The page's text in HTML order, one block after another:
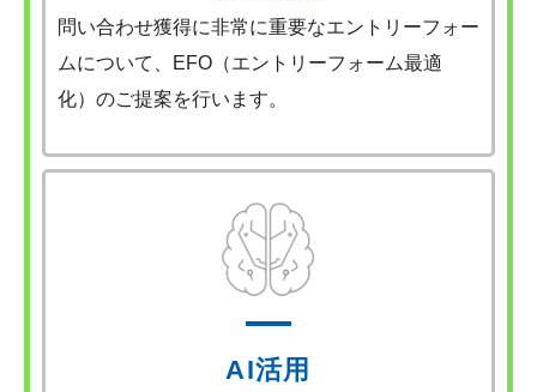
問い合わせ獲得に非常に重要なエントリーフォー
ムについて、EFO（エントリーフォーム最適
化）のご提案を行います。
AI活用